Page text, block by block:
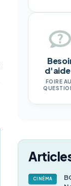
d'aide
FOIRE
CINÉMA